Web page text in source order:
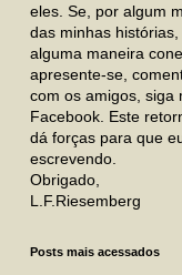
eles. Se, por algum
das minhas
alguma maneira
apresente-se,
com os amigos, siga
Facebook. Este
dá forças para que
escrevendo.
Obrigado,
L.F.Riesemberg
Posts mais acessados